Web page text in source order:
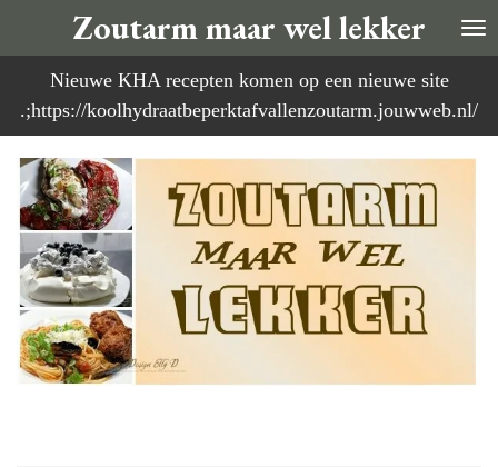
direct
naar
de
Zoutarm maar wel lekker
Nieuwe KHA recepten komen op een nieuwe site
.;https://koolhydraatbeperktafvallenzoutarm.jouwweb.nl/